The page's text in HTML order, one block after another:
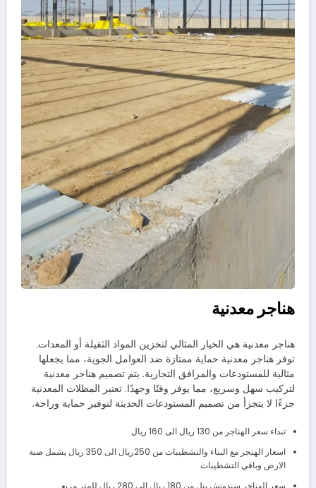
هناجر معدنية
هناجر معدنية هي الخيار المثالي لتخزين المواد الثقيلة أو المعدات.
توفر هناجر معدنية حماية ممتازة ضد العوامل الجوية، مما يجعلها
مثالية للمستودعات والمرافق التجارية. يتم تصميم هناجر معدنية
لتركيب سهل وسريع، مما يوفر وقتًا وجهدًا. تعتبر المظلات المعدنية
جزءًا لا يتجزأ من تصميم المستودعات الحديثة لتوفير حماية وراحة.
تبداء سعر الهناجر من 130 ريال الى 160 ريال
اسعار الهنجر مع البناء والتشطيبات من 250ريال الى 350 ريال يشمل صبة
الارض وباقي التشطيبات
سعر الهناجر سندوتش بنل من 180 ريال الى 280 ريال للمتر مربع